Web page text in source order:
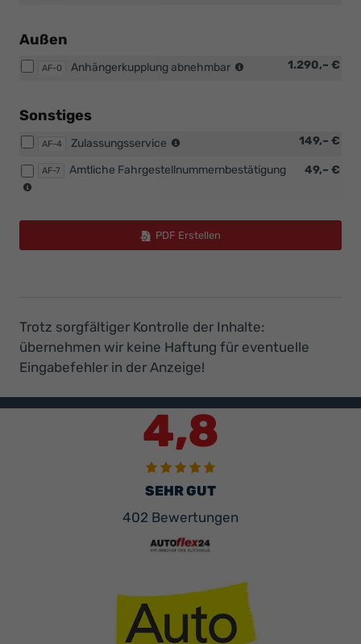
Außen
AF-0 1.290,– €
Anhängerkupplung abnehmbar
nachträgliche
Sonstiges
AF-4 149,– €
Zulassungsservice
Umkreis
Betrieb
AF-7 49,– €
Amtliche Fahrgestellnummernbestätigung
Fahrzeuges
Amtliche
Bestätigung
Fahrgestellnummer
PDF Erstellen
Trotz sorgfältiger Kontrolle der Inhalte:
übernehmen wir keine Haftung für eventuelle
Eingabefehler in der Anzeige!
4,8
SEHR GUT
402 Bewertungen